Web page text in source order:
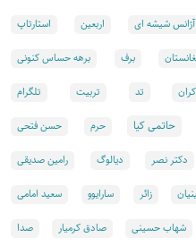
آژانس شیشه ای اربعین استارتاپ
برف برهه حساس کنونی
تد تربیت تلگرام
حاتمی کیا حرم حسن فتحی
دکتر نصر دیالوگ رامین صدیقی
زائر سارایوو سعید امامی
شهاب حسینی صادق کرمیار صدا